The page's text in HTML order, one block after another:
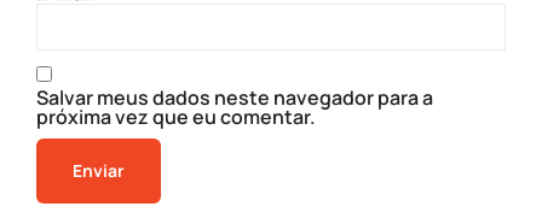
Salvar meus dados neste navegador para a
próxima vez que eu comentar.